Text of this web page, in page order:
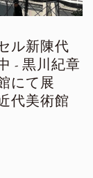
ル新陳代
- 黒川紀章
にて展
代美術館